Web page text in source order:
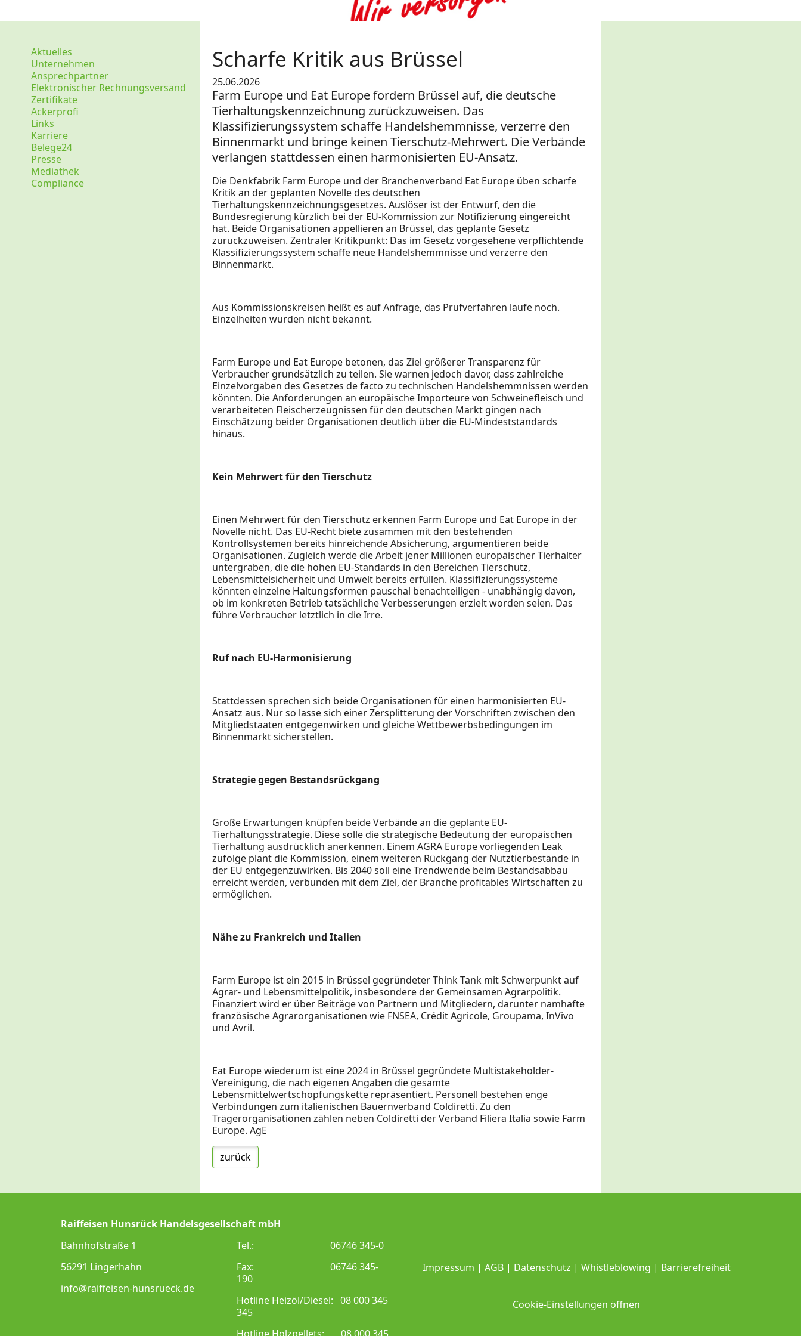
Scharfe Kritik aus Brüssel
25.06.2026
Farm Europe und Eat Europe fordern Brüssel auf, die deutsche
Tierhaltungskennzeichnung zurückzuweisen. Das
Klassifizierungssystem schaffe Handelshemmnisse, verzerre den
Binnenmarkt und bringe keinen Tierschutz-Mehrwert. Die Verbände
verlangen stattdessen einen harmonisierten EU-Ansatz.
Die Denkfabrik Farm Europe und der Branchenverband Eat Europe üben scharfe
Kritik an der geplanten Novelle des deutschen
Tierhaltungskennzeichnungsgesetzes. Auslöser ist der Entwurf, den die
Bundesregierung kürzlich bei der EU-Kommission zur Notifizierung eingereicht
hat. Beide Organisationen appellieren an Brüssel, das geplante Gesetz
zurückzuweisen. Zentraler Kritikpunkt: Das im Gesetz vorgesehene verpflichtende
Klassifizierungssystem schaffe neue Handelshemmnisse und verzerre den
Binnenmarkt.
Aus Kommissionskreisen heißt es auf Anfrage, das Prüfverfahren laufe noch.
Einzelheiten wurden nicht bekannt.
Farm Europe und Eat Europe betonen, das Ziel größerer Transparenz für
Verbraucher grundsätzlich zu teilen. Sie warnen jedoch davor, dass zahlreiche
Einzelvorgaben des Gesetzes de facto zu technischen Handelshemmnissen werden
könnten. Die Anforderungen an europäische Importeure von Schweinefleisch und
verarbeiteten Fleischerzeugnissen für den deutschen Markt gingen nach
Einschätzung beider Organisationen deutlich über die EU-Mindeststandards
hinaus.
Kein Mehrwert für den Tierschutz
Einen Mehrwert für den Tierschutz erkennen Farm Europe und Eat Europe in der
Novelle nicht. Das EU-Recht biete zusammen mit den bestehenden
Kontrollsystemen bereits hinreichende Absicherung, argumentieren beide
Organisationen. Zugleich werde die Arbeit jener Millionen europäischer Tierhalter
untergraben, die die hohen EU-Standards in den Bereichen Tierschutz,
Lebensmittelsicherheit und Umwelt bereits erfüllen. Klassifizierungssysteme
könnten einzelne Haltungsformen pauschal benachteiligen - unabhängig davon,
ob im konkreten Betrieb tatsächliche Verbesserungen erzielt worden seien. Das
führe Verbraucher letztlich in die Irre.
Ruf nach EU-Harmonisierung
Stattdessen sprechen sich beide Organisationen für einen harmonisierten EU-
Ansatz aus. Nur so lasse sich einer Zersplitterung der Vorschriften zwischen den
Mitgliedstaaten entgegenwirken und gleiche Wettbewerbsbedingungen im
Binnenmarkt sicherstellen.
Strategie gegen Bestandsrückgang
Große Erwartungen knüpfen beide Verbände an die geplante EU-
Tierhaltungsstrategie. Diese solle die strategische Bedeutung der europäischen
Tierhaltung ausdrücklich anerkennen. Einem AGRA Europe vorliegenden Leak
zufolge plant die Kommission, einem weiteren Rückgang der Nutztierbestände in
der EU entgegenzuwirken. Bis 2040 soll eine Trendwende beim Bestandsabbau
erreicht werden, verbunden mit dem Ziel, der Branche profitables Wirtschaften zu
ermöglichen.
Nähe zu Frankreich und Italien
Farm Europe ist ein 2015 in Brüssel gegründeter Think Tank mit Schwerpunkt auf
Agrar- und Lebensmittelpolitik, insbesondere der Gemeinsamen Agrarpolitik.
Finanziert wird er über Beiträge von Partnern und Mitgliedern, darunter namhafte
französische Agrarorganisationen wie FNSEA, Crédit Agricole, Groupama, InVivo
und Avril.
Eat Europe wiederum ist eine 2024 in Brüssel gegründete Multistakeholder-
Vereinigung, die nach eigenen Angaben die gesamte
Lebensmittelwertschöpfungskette repräsentiert. Personell bestehen enge
Verbindungen zum italienischen Bauernverband Coldiretti. Zu den
Trägerorganisationen zählen neben Coldiretti der Verband Filiera Italia sowie Farm
Europe. AgE
zurück
Aktuelles
Unternehmen
Ansprechpartner
Elektronischer Rechnungsversand
Zertifikate
Ackerprofi
Links
Karriere
Belege24
Presse
Mediathek
Compliance
Raiffeisen Hunsrück Handelsgesellschaft mbH
Bahnhofstraße 1
56291 Lingerhahn
info@raiffeisen-hunsrueck.de
Tel.: 06746 345-0
Fax: 06746 345-
190
Hotline Heizöl/Diesel: 08 000 345
345
Impressum | AGB| Datenschutz | Whistleblowing | Barrierefreiheit
Cookie-Einstellungen öffnen